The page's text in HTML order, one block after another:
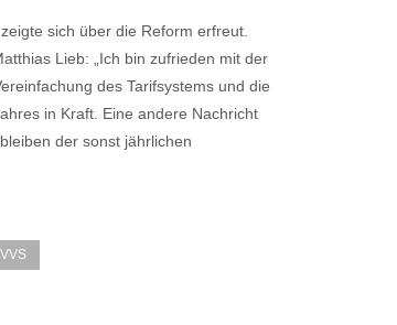
sich über die Reform erfreut.
Lieb: „Ich bin zufrieden mit der
des Tarifsystems und die
in Kraft. Eine andere Nachricht
der sonst jährlichen
VVS